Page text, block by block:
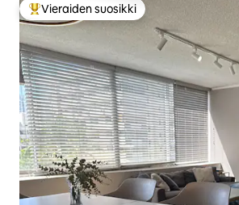
Vieraiden suosikkien parhaimmistoa
Vieraiden suosikki